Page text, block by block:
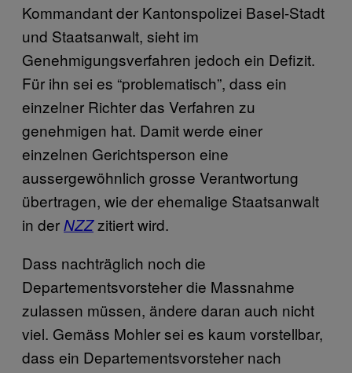
Kommandant der Kantonspolizei Basel-Stadt
und Staatsanwalt, sieht im
Genehmigungsverfahren jedoch ein Defizit.
Für ihn sei es “problematisch”, dass ein
einzelner Richter das Verfahren zu
genehmigen hat. Damit werde einer
einzelnen Gerichtsperson eine
aussergewöhnlich grosse Verantwortung
übertragen, wie der ehemalige Staatsanwalt
in derNZZzitiert wird.
Dass nachträglich noch die
Departementsvorsteher die Massnahme
zulassen müssen, ändere daran auch nicht
viel. Gemäss Mohler sei es kaum vorstellbar,
dass ein Departementsvorsteher nach